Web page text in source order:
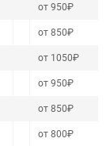
от 950₽
от 850₽
от 1050₽
от 950₽
от 850₽
от 800₽